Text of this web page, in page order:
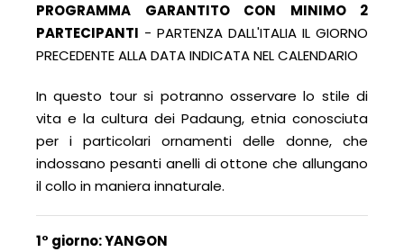
PROGRAMMA GARANTITO CON MINIMO 2
PARTECIPANTI - PARTENZA DALL'ITALIA IL GIORNO
PRECEDENTE ALLA DATA INDICATA NEL CALENDARIO
In questo tour si potranno osservare lo stile di
vita e la cultura dei Padaung, etnia conosciuta
per i particolari ornamenti delle donne, che
indossano pesanti anelli di ottone che allungano
il collo in maniera innaturale.
1° giorno: YANGON